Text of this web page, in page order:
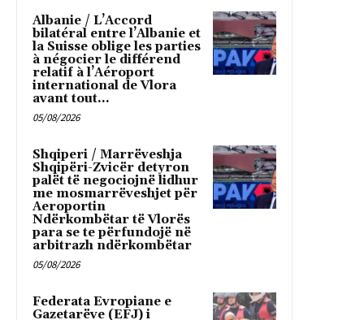
Albanie / L’Accord
bilatéral entre l’Albanie et
la Suisse oblige les parties
à négocier le différend
relatif à l’Aéroport
international de Vlora
avant tout...
05/08/2026
Shqiperi / Marrëveshja
Shqipëri-Zvicër detyron
palët të negociojnë lidhur
me mosmarrëveshjet për
Aeroportin
Ndërkombëtar të Vlorës
para se te përfundojë në
arbitrazh ndërkombëtar
05/08/2026
Federata Evropiane e
Gazetarëve (EFJ) i